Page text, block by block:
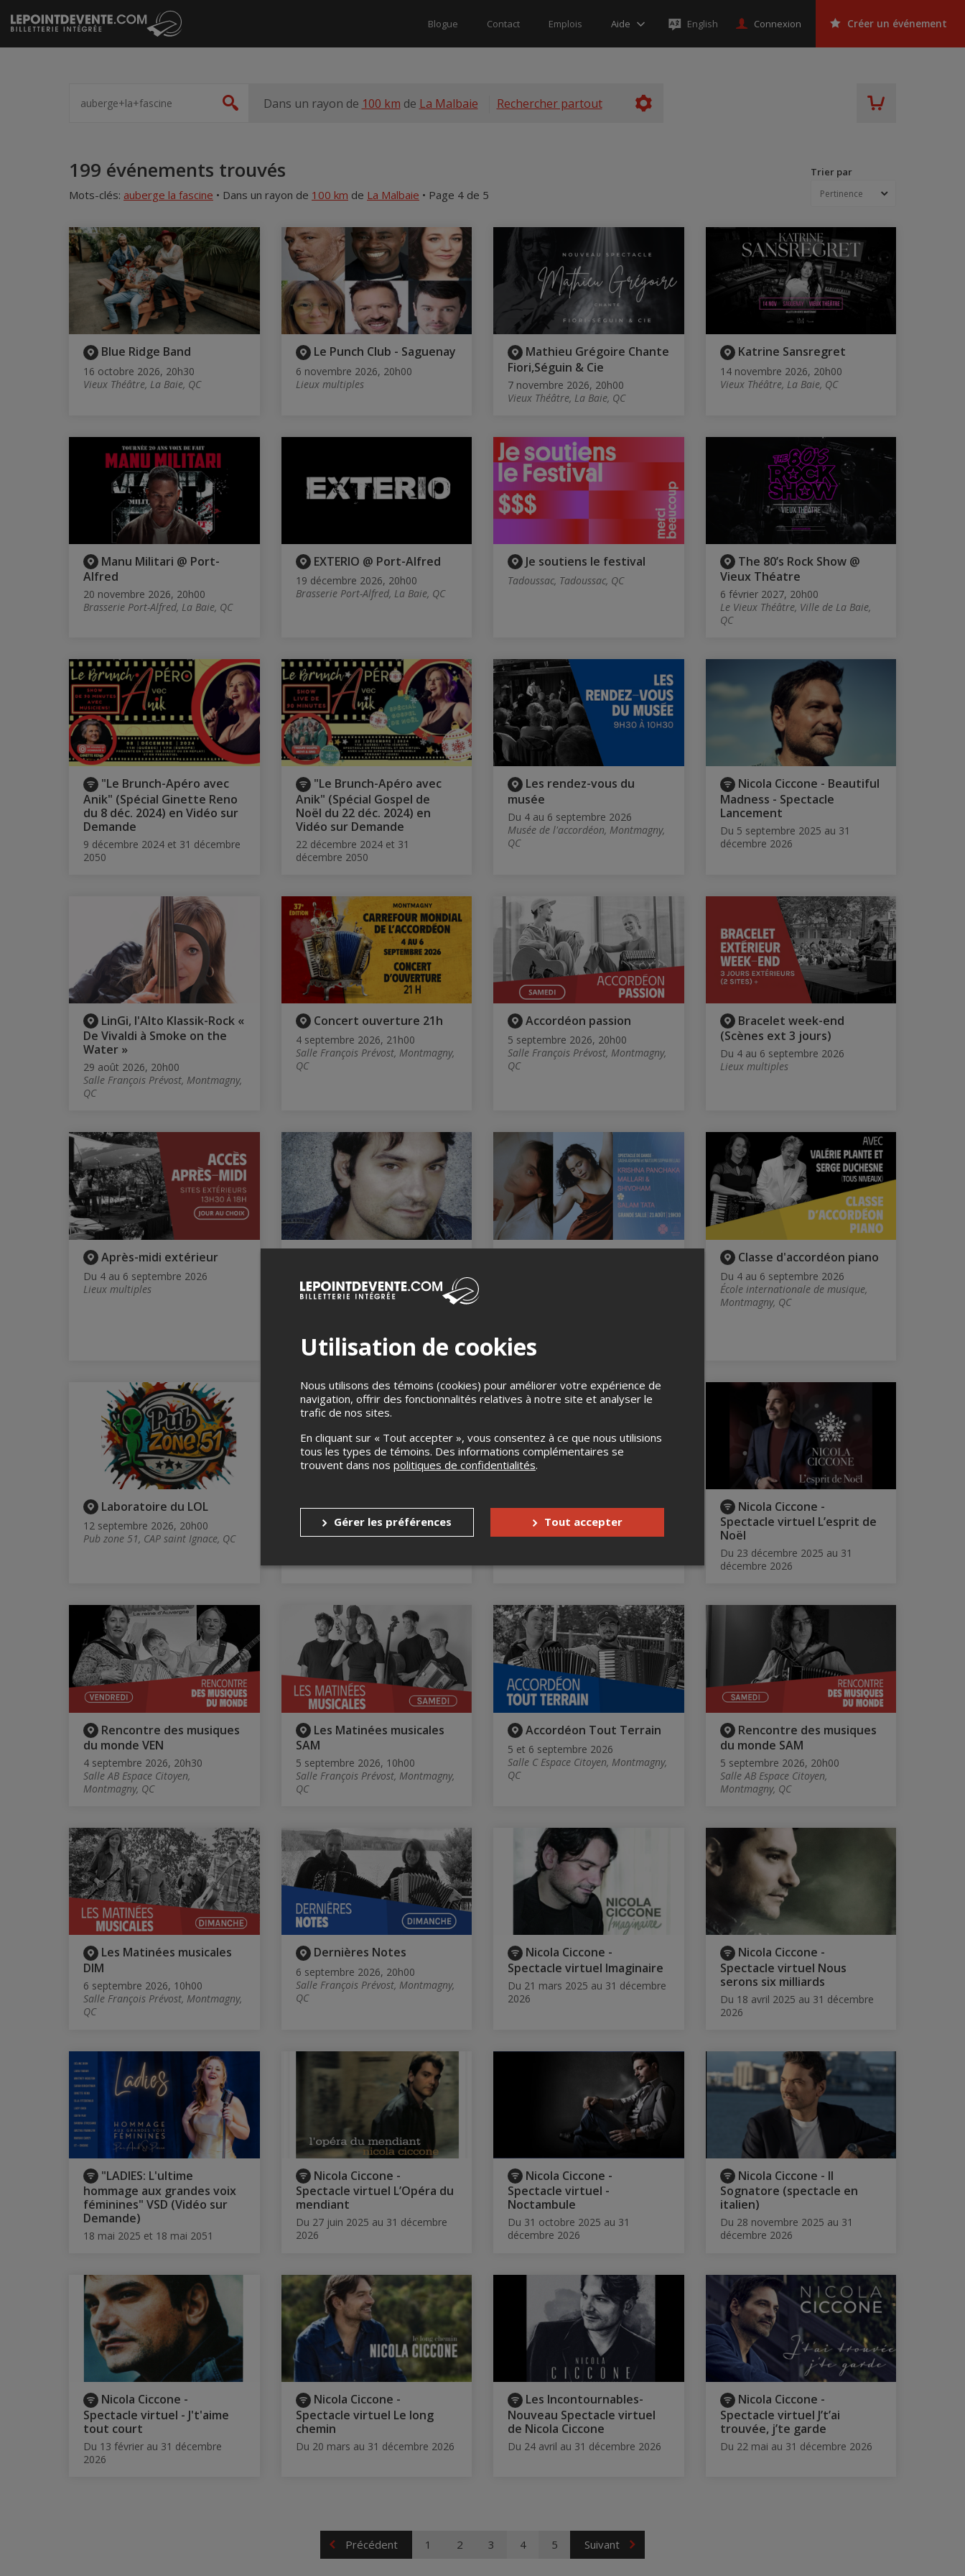
Passer
au
contenu
Blogue Contact Emplois Aide English Connexion Créer un événement
artiste,
lieu...
Rechercher
Dans un rayon de 100 km de La Malbaie Rechercher partout
Accueil199 événements trouvés
Mots-clés: auberge la fascine • Dans un rayon de 100 km de La Malbaie • Page 4 de 5
Trier par
Blue Ridge Band
16 octobre 2026, 20h30
Vieux Théâtre, La Baie, QC
Le Punch Club - Saguenay
6 novembre 2026, 20h00
Lieux multiples
Mathieu Grégoire Chante
Fiori,Séguin & Cie
7 novembre 2026, 20h00
Vieux Théâtre, La Baie, QC
Katrine Sansregret
14 novembre 2026, 20h00
Vieux Théâtre, La Baie, QC
Manu Militari @ Port-
Alfred
20 novembre 2026, 20h00
Brasserie Port-Alfred, La Baie, QC
EXTERIO @ Port-Alfred
19 décembre 2026, 20h00
Brasserie Port-Alfred, La Baie, QC
Je soutiens le festival
Tadoussac, Tadoussac, QC
The 80’s Rock Show @
Vieux Théatre
6 février 2027, 20h00
Le Vieux Théâtre, Ville de La Baie,
QC
"Le Brunch-Apéro avec
Anik" (Spécial Ginette Reno
du 8 déc. 2024) en Vidéo sur
Demande
9 décembre 2024 et 31 décembre
2050
"Le Brunch-Apéro avec
Anik" (Spécial Gospel de
Noël du 22 déc. 2024) en
Vidéo sur Demande
22 décembre 2024 et 31
décembre 2050
Les rendez-vous du
musée
Du 4 au 6 septembre 2026
Musée de l'accordéon, Montmagny,
QC
Nicola Ciccone - Beautiful
Madness - Spectacle
Lancement
Du 5 septembre 2025 au 31
décembre 2026
LinGi, l'Alto Klassik-Rock «
De Vivaldi à Smoke on the
Water »
29 août 2026, 20h00
Salle François Prévost, Montmagny,
QC
Concert ouverture 21h
4 septembre 2026, 21h00
Salle François Prévost, Montmagny,
QC
Accordéon passion
5 septembre 2026, 20h00
Salle François Prévost, Montmagny,
QC
Bracelet week-end
(Scènes ext 3 jours)
Du 4 au 6 septembre 2026
Lieux multiples
Après-midi extérieur
Du 4 au 6 septembre 2026
Lieux multiples
anglais)
Du 10 octobre 2025 au 31
Saint-Paul, Baie-Saint-Paul, QC
Classe d'accordéon piano
Du 4 au 6 septembre 2026
École internationale de musique,
Montmagny, QC
Laboratoire du LOL
12 septembre 2026, 20h00
Pub zone 51, CAP saint Ignace, QC
Festival MetalMania 2026
2 et 3 octobre 2026
Salle L'Aliane, Montmagny, QC
Le village (webdiffusion)
14 octobre 2026, 0h15
Nicola Ciccone -
Spectacle virtuel L’esprit de
Noël
Du 23 décembre 2025 au 31
décembre 2026
Rencontre des musiques
du monde VEN
4 septembre 2026, 20h30
Salle AB Espace Citoyen,
Montmagny, QC
Les Matinées musicales
SAM
5 septembre 2026, 10h00
Salle François Prévost, Montmagny,
QC
Accordéon Tout Terrain
5 et 6 septembre 2026
Salle C Espace Citoyen, Montmagny,
QC
Rencontre des musiques
du monde SAM
5 septembre 2026, 20h00
Salle AB Espace Citoyen,
Montmagny, QC
Les Matinées musicales
DIM
6 septembre 2026, 10h00
Salle François Prévost, Montmagny,
QC
Dernières Notes
6 septembre 2026, 20h00
Salle François Prévost, Montmagny,
QC
Nicola Ciccone -
Spectacle virtuel Imaginaire
Du 21 mars 2025 au 31 décembre
2026
Nicola Ciccone -
Spectacle virtuel Nous
serons six milliards
Du 18 avril 2025 au 31 décembre
2026
"LADIES: L'ultime
hommage aux grandes voix
féminines" VSD (Vidéo sur
Demande)
18 mai 2025 et 18 mai 2051
Nicola Ciccone -
Spectacle virtuel L’Opéra du
mendiant
Du 27 juin 2025 au 31 décembre
2026
Nicola Ciccone -
Spectacle virtuel -
Noctambule
Du 31 octobre 2025 au 31
décembre 2026
Nicola Ciccone - Il
Sognatore (spectacle en
italien)
Du 28 novembre 2025 au 31
décembre 2026
Nicola Ciccone -
Spectacle virtuel - J't'aime
tout court
Du 13 février au 31 décembre
2026
Nicola Ciccone -
Spectacle virtuel Le long
chemin
Du 20 mars au 31 décembre 2026
Les Incontournables-
Nouveau Spectacle virtuel
de Nicola Ciccone
Du 24 avril au 31 décembre 2026
Nicola Ciccone -
Spectacle virtuel J’t’ai
trouvée, j’te garde
Du 22 mai au 31 décembre 2026
Précédent 1 2 3 4 5 Suivant
Utilisation de cookies
Nous utilisons des témoins (cookies) pour améliorer votre expérience de
navigation, offrir des fonctionnalités relatives à notre site et analyser le
trafic de nos sites.
En cliquant sur « Tout accepter », vous consentez à ce que nous utilisions
tous les types de témoins. Des informations complémentaires se
trouvent dans nos politiques de confidentialités.
Gérer les préférences Tout accepter